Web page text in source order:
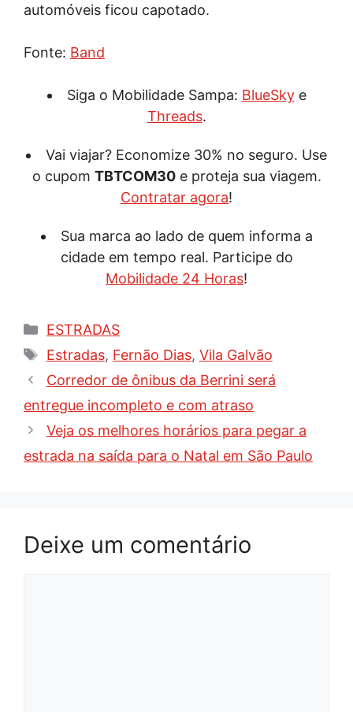
automóveis ficou capotado.
Fonte: Band
Siga o Mobilidade Sampa: BlueSkye
Threads.
Vai viajar? Economize 30% no seguro. Use
o cupom TBTCOM30e proteja sua viagem.
Contratar agora!
Sua marca ao lado de quem informa a
cidade em tempo real. Participe do
Mobilidade 24 Horas!
Categorias
ESTRADAS
Tags
Estradas, Fernão Dias, Vila Galvão
Corredor de ônibus da Berrini será
entregue incompleto e com atraso
Veja os melhores horários para pegar a
estrada na saída para o Natal em São Paulo
Deixe um comentário